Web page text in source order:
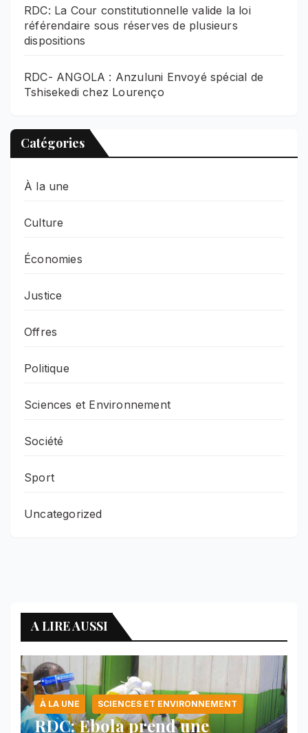
RDC: La Cour constitutionnelle valide la loi
référendaire sous réserves de plusieurs
dispositions
RDC- ANGOLA : Anzuluni Envoyé spécial de
Tshisekedi chez Lourenço
Catégories
À la une
Culture
Économies
Justice
Offres
Politique
Sciences et Environnement
Société
Sport
Uncategorized
A LIRE AUSSI
À LA UNE SCIENCES ET ENVIRONNEMENT
RDC: Ebola prend une